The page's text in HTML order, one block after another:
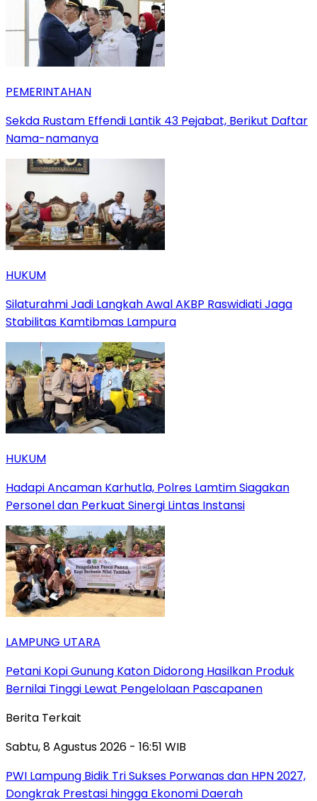
PEMERINTAHAN
Sekda Rustam Effendi Lantik 43 Pejabat, Berikut Daftar
Nama-namanya
HUKUM
Silaturahmi Jadi Langkah Awal AKBP Raswidiati Jaga
Stabilitas Kamtibmas Lampura
HUKUM
Hadapi Ancaman Karhutla, Polres Lamtim Siagakan
Personel dan Perkuat Sinergi Lintas Instansi
LAMPUNG UTARA
Petani Kopi Gunung Katon Didorong Hasilkan Produk
Bernilai Tinggi Lewat Pengelolaan Pascapanen
Berita Terkait
Sabtu, 8 Agustus 2026 - 16:51 WIB
PWI Lampung Bidik Tri Sukses Porwanas dan HPN 2027,
Dongkrak Prestasi hingga Ekonomi Daerah